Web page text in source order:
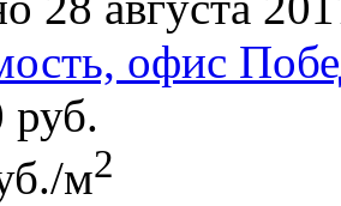
офис
руб.
м2